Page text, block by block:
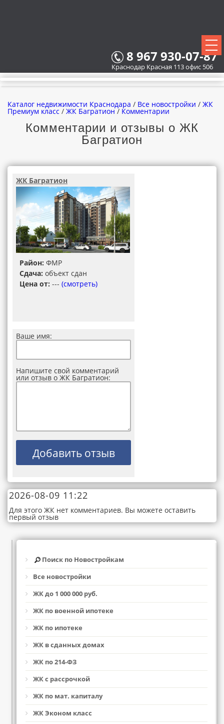
8 967 930-07-87
Краснодар Красная 113 офис 506
ВСЕ НОВОСТРОЙКИ
КАРТА НОВОСТРОЕК
ВСЕ КОТТЕДЖНЫЕ ПОСЕЛКИ
Каталог недвижимости Краснодара / Все новостройки / ЖК
Премиум класс / ЖК Багратион / Комментарии
Комментарии и отзывы о ЖК
Багратион
ЖК Багратион
Район: ФМР
Сдача: объект сдан
Цена от: --- (смотреть)
Ваше имя:
Напишите свой комментарий
или отзыв о ЖК Багратион:
2026-08-09 11:22
Для этого ЖК нет комментариев. Вы можете оставить
первый отзыв
Поиск по Новостройкам
Все новостройки
ЖК до 1 000 000 руб.
ЖК по военной ипотеке
ЖК по ипотеке
ЖК в сданных домах
ЖК по 214-ФЗ
ЖК с рассрочкой
ЖК по мат. капиталу
ЖК Эконом класс